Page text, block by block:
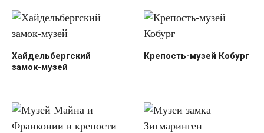
Хайдельбергский
замок-музей
Крепость-музей Кобург